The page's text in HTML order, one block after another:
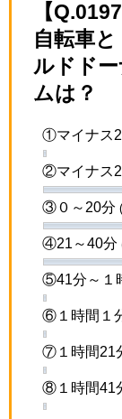
【
自転車
ルドド
ムは？
①マイナス
②マイナス
③０～20分
④21～40分
⑤41分～１
⑥１時間１
⑦１時間21
⑧１時間41